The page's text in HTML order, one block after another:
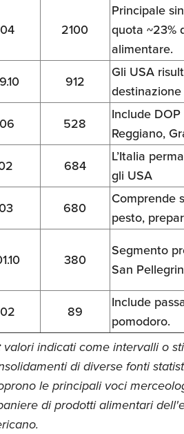
2100
Principale
quota ~23%
alimentare.
912
Gli USA
528
Include
Reggiano,
684
L’Italia
gli USA
680
Comprende
pesto,
380
Segmento
San
89
Include
pomodoro.
valori indicati come intervalli o
di diverse fonti
le principali voci
di prodotti alimentari